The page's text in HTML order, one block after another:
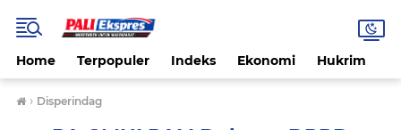
Home Terpopuler Indeks Ekonomi Hukrim
› Disperindag